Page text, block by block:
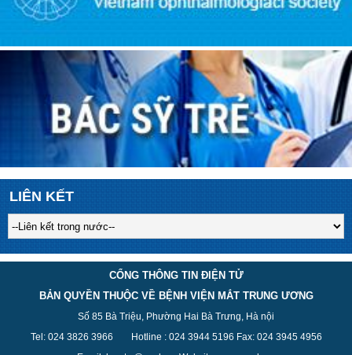
LIÊN KẾT
CỔNG THÔNG TIN ĐIỆN TỬ
BẢN QUYỀN THUỘC VỀ BỆNH VIỆN MẮT TRUNG ƯƠNG
Số 85 Bà Triệu, Phường Hai Bà Trưng, Hà nội
Tel: 024 3826 3966 Hotline : 024 3944 5196 Fax: 024 3945 4956